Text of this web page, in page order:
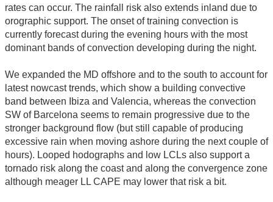
rates can occur. The rainfall risk also extends inland due to
orographic support. The onset of training convection is
currently forecast during the evening hours with the most
dominant bands of convection developing during the night.
We expanded the MD offshore and to the south to account for
latest nowcast trends, which show a building convective
band between Ibiza and Valencia, whereas the convection
SW of Barcelona seems to remain progressive due to the
stronger background flow (but still capable of producing
excessive rain when moving ashore during the next couple of
hours). Looped hodographs and low LCLs also support a
tornado risk along the coast and along the convergence zone
although meager LL CAPE may lower that risk a bit.